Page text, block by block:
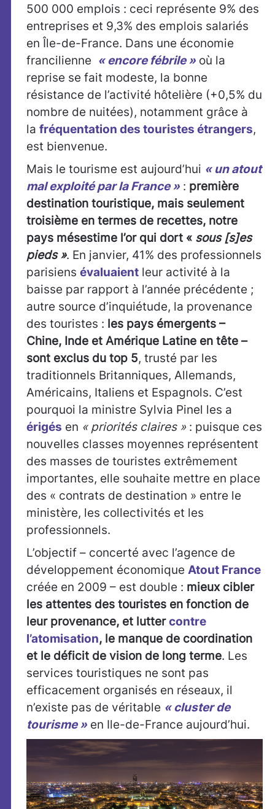
500 000 emplois : ceci représente 9% des
entreprises et 9,3% des emplois salariés
en Île-de-France. Dans une économie
francilienne « encore fébrile » où la
reprise se fait modeste, la bonne
résistance de l’activité hôtelière (+0,5% du
nombre de nuitées), notamment grâce à
la fréquentation des touristes étrangers,
est bienvenue.
Mais le tourisme est aujourd’hui « un atout
mal exploité par la France » : première
destination touristique, mais seulement
troisième en termes de recettes, notre
pays mésestime l’or qui dort « sous [s]es
pieds ». En janvier, 41% des professionnels
parisiens évaluaient leur activité à la
baisse par rapport à l’année précédente ;
autre source d’inquiétude, la provenance
des touristes : les pays émergents –
Chine, Inde et Amérique Latine en tête –
sont exclus du top 5, trusté par les
traditionnels Britanniques, Allemands,
Américains, Italiens et Espagnols. C’est
pourquoi la ministre Sylvia Pinel les a
érigés en « priorités claires »: puisque ces
nouvelles classes moyennes représentent
des masses de touristes extrêmement
importantes, elle souhaite mettre en place
des « contrats de destination » entre le
ministère, les collectivités et les
professionnels.
L’objectif – concerté avec l’agence de
développement économique Atout France
créée en 2009 – est double : mieux cibler
les attentes des touristes en fonction de
leur provenance, et luttercontre
l’atomisation, le manque de coordination
et le déficit de vision de long terme. Les
services touristiques ne sont pas
efficacement organisés en réseaux, il
n’existe pas de véritable « cluster de
tourisme » en Ile-de-France aujourd’hui.